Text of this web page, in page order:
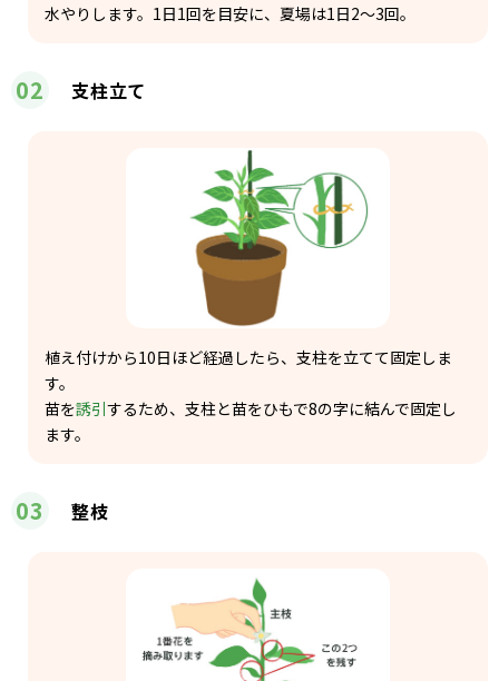
水やりします。1日1回を目安に、夏場は1日2～3回。
02 支柱立て
植え付けから10日ほど経過したら、支柱を立てて固定しま
す。
苗を誘引するため、支柱と苗をひもで8の字に結んで固定し
ます。
03 整枝